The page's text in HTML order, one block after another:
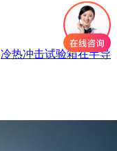
冷热冲击试验箱在半导